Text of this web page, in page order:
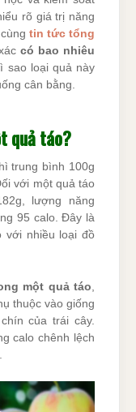
rõ giá trị năng
tin tức tổng
có bao nhiêu
sao loại quả này
cân bằng.
quả táo?
trung bình 100g
với một quả táo
lượng năng
95 calo. Đây là
với nhiều loại đồ
một quả táo
thuộc vào giống
của trái cây.
calo chênh lệch